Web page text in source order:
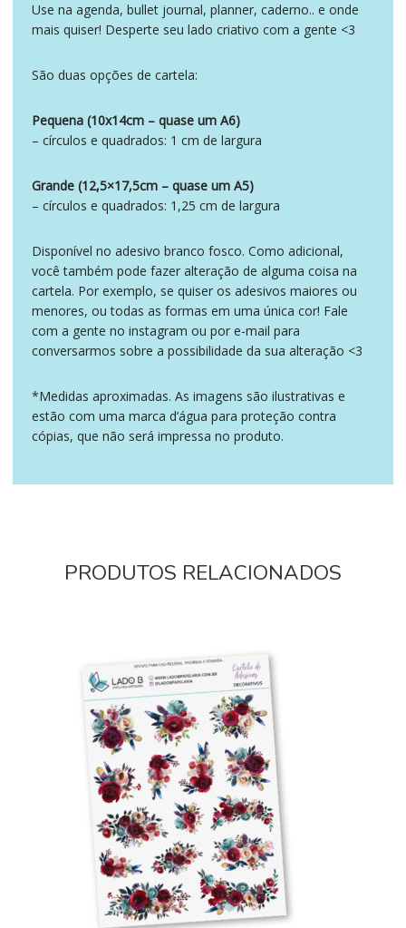
Use na agenda, bullet journal, planner, caderno.. e onde
mais quiser! Desperte seu lado criativo com a gente <3
São duas opções de cartela:
Pequena (10x14cm – quase um A6)
– círculos e quadrados: 1 cm de largura
Grande (12,5×17,5cm – quase um A5)
– círculos e quadrados: 1,25 cm de largura
Disponível no adesivo branco fosco. Como adicional,
você também pode fazer alteração de alguma coisa na
cartela. Por exemplo, se quiser os adesivos maiores ou
menores, ou todas as formas em uma única cor! Fale
com a gente no instagram ou por e-mail para
conversarmos sobre a possibilidade da sua alteração <3
*Medidas aproximadas. As imagens são ilustrativas e
estão com uma marca d’água para proteção contra
cópias, que não será impressa no produto.
PRODUTOS RELACIONADOS